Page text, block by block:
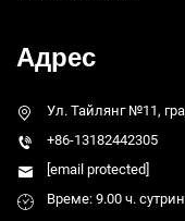
Адрес
Ул. Тайлянг №11,
+86-13182442305
[email protected]
Време: 9.00 ч.